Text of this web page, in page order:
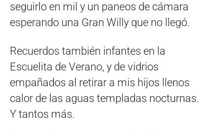
seguirlo en mil y un paneos de cámara
esperando una Gran Willy que no llegó.
Recuerdos también infantes en la
Escuelita de Verano, y de vidrios
empañados al retirar a mis hijos llenos
calor de las aguas templadas nocturnas.
Y tantos más.